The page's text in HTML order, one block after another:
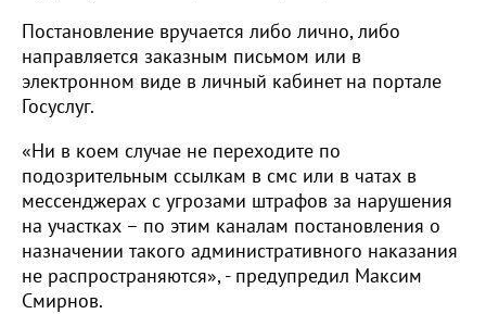
Постановление вручается либо лично, либо
направляется заказным письмом или в
электронном виде в личный кабинет на портале
Госуслуг.
«Ни в коем случае не переходите по
подозрительным ссылкам в смс или в чатах в
мессенджерах с угрозами штрафов за нарушения
на участках – по этим каналам постановления о
назначении такого административного наказания
не распространяются», - предупредил Максим
Смирнов.